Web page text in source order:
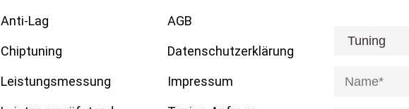
Anti-Lag
Chiptuning
Leistungsmessung
AGB
Datenschutzerklärung
Impressum